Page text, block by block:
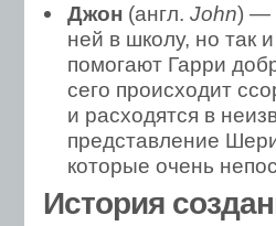
Джон (англ. John) —
ней в школу, но так
помогают Гарри
сего происходит
и расходятся в
представление
которые очень
История